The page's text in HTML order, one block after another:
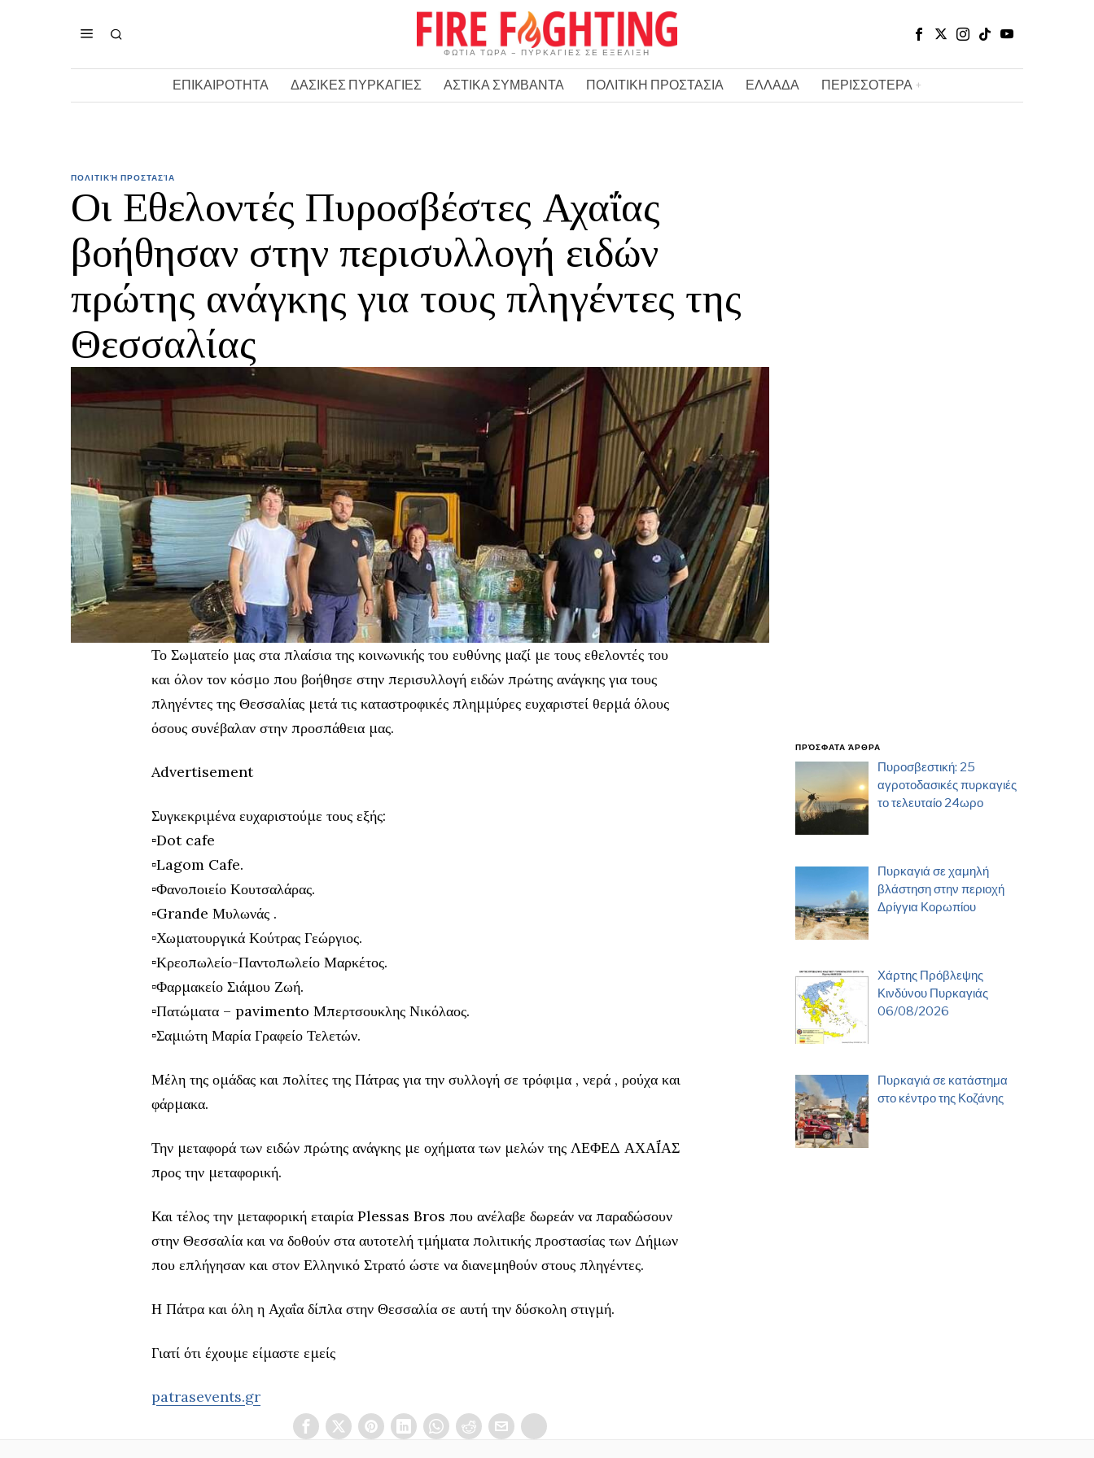
ΦΩΤΙΑ ΤΩΡΑ – ΠΥΡΚΑΓΙΕΣ ΣΕ ΕΞΕΛΙΞΗ
ΕΠΙΚΑΙΡΟΤΗΤΑ ΔΑΣΙΚΕΣ ΠΥΡΚΑΓΙΕΣ ΑΣΤΙΚΑ ΣΥΜΒΑΝΤΑ ΠΟΛΙΤΙΚΗ ΠΡΟΣΤΑΣΙΑ ΕΛΛΑΔΑ ΠΕΡΙΣΣΟΤΕΡΑ
ΠΟΛΙΤΙΚΉ ΠΡΟΣΤΑΣΊΑ
Οι Εθελοντές Πυροσβέστες Αχαΐας
βοήθησαν στην περισυλλογή ειδών
πρώτης ανάγκης για τους πληγέντες της
Θεσσαλίας
Το Σωματείο μας στα πλαίσια της κοινωνικής του ευθύνης μαζί με τους εθελοντές του
και όλον τον κόσμο που βοήθησε στην περισυλλογή ειδών πρώτης ανάγκης για τους
πληγέντες της Θεσσαλίας μετά τις καταστροφικές πλημμύρες ευχαριστεί θερμά όλους
όσους συνέβαλαν στην προσπάθεια μας.
Advertisement
Συγκεκριμένα ευχαριστούμε τους εξής:
▫️Dot cafe
▫️Lagom Cafe.
▫️Φανοποιείο Κουτσαλάρας.
▫️Grande Μυλωνάς .
▫️Χωματουργικά Κούτρας Γεώργιος.
▫️Κρεοπωλείο-Παντοπωλείο Μαρκέτος.
▫️Φαρμακείο Σιάμου Ζωή.
▫️Πατώματα – pavimento Μπερτσουκλης Νικόλαος.
▫️Σαμιώτη Μαρία Γραφείο Τελετών.
Μέλη της ομάδας και πολίτες της Πάτρας για την συλλογή σε τρόφιμα , νερά , ρούχα και
φάρμακα.
Την μεταφορά των ειδών πρώτης ανάγκης με οχήματα των μελών της ΛΕΦΕΔ ΑΧΑΪ́ΑΣ
προς την μεταφορική.
Και τέλος την μεταφορική εταιρία Plessas Bros που ανέλαβε δωρεάν να παραδώσουν
στην Θεσσαλία και να δοθούν στα αυτοτελή τμήματα πολιτικής προστασίας των Δήμων
που επλήγησαν και στον Ελληνικό Στρατό ώστε να διανεμηθούν στους πληγέντες.
Η Πάτρα και όλη η Αχαΐα δίπλα στην Θεσσαλία σε αυτή την δύσκολη στιγμή.
Γιατί ότι έχουμε είμαστε εμείς
patrasevents.gr
ΠΡΌΣΦΑΤΑ ΆΡΘΡΑ
Πυροσβεστική: 25
αγροτοδασικές πυρκαγιές
το τελευταίο 24ωρο
Πυρκαγιά σε χαμηλή
βλάστηση στην περιοχή
Δρίγγια Κορωπίου
Χάρτης Πρόβλεψης
Κινδύνου Πυρκαγιάς
06/08/2026
Πυρκαγιά σε κατάστημα
στο κέντρο της Κοζάνης